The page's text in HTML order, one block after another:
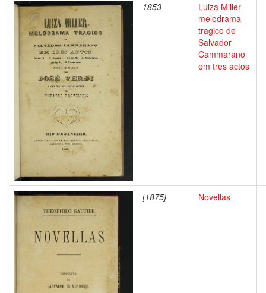
1853
Luiza Miller
melodrama
tragico de
Salvador
Cammarano
em tres actos
[1875] Novellas